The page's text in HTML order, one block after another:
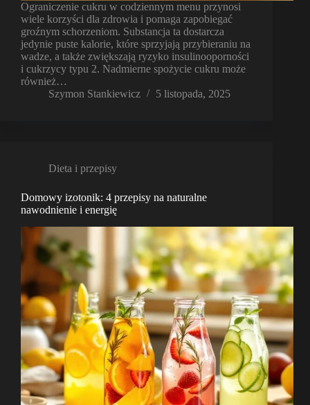
Ograniczenie cukru w codziennym menu przynosi
wiele korzyści dla zdrowia i pomaga zapobiegać
groźnym schorzeniom. Substancja ta dostarcza
jedynie puste kalorie, które sprzyjają przybieraniu na
wadze, a także zwiększają ryzyko insulinooporności
i cukrzycy typu 2. Nadmierne spożycie cukru może
również…
Szymon Stankiewicz
5 listopada, 2025
Dieta i przepisy
Domowy izotonik: 4 przepisy na naturalne
nawodnienie i energię